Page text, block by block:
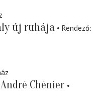
új ruhája
Rendező
André Chénier